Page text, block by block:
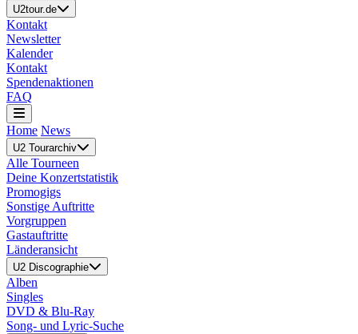
U2tour.de
Kontakt
Newsletter
Kalender
Kontakt
Spendenaktionen
FAQ
Home News
U2 Tourarchiv
Alle Tourneen
Deine Konzertstatistik
Promogigs
Sonstige Auftritte
Vorgruppen
Gastauftritte
Länderansicht
U2 Discographie
Alben
Singles
DVD & Blu-Ray
Song- und Lyric-Suche